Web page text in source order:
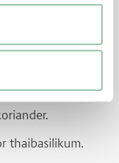
steges rosa.
så det er
varme.
thaibasilikum.